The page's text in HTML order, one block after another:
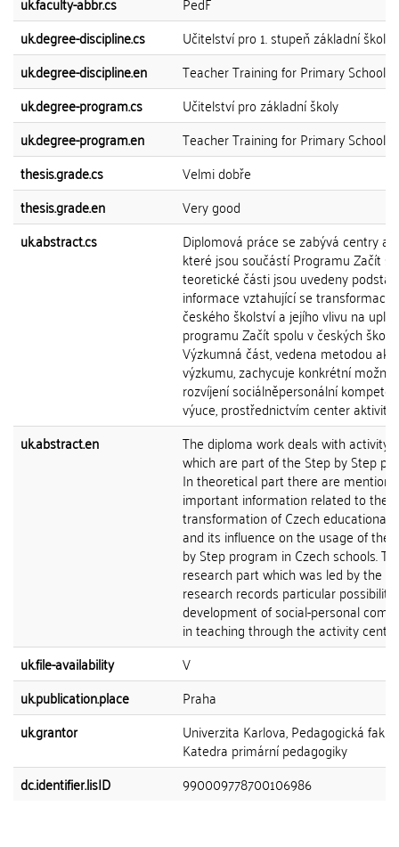
uk.degree-discipline.cs
Učitelství pro 1. stupeň základní školy
uk.degree-discipline.en
Teacher Training for Primary Schools
uk.degree-program.cs
Učitelství pro základní školy
uk.degree-program.en
Teacher Training for Primary Schools
thesis.grade.cs
Velmi dobře
thesis.grade.en
Very good
uk.abstract.cs
Diplomová práce se zabývá centry
které jsou součástí Programu Začít
teoretické části jsou uvedeny
informace vztahující se transformaci
českého školství a jejího vlivu na
programu Začít spolu v českých
Výzkumná část, vedena metodou
výzkumu, zachycuje konkrétní
rozvíjení sociálněpersonální
výuce, prostřednictvím center aktivit.
uk.abstract.en
The diploma work deals with activity
which are part of the Step by Step
In theoretical part there are
important information related to the
transformation of Czech educational
and its influence on the usage of the
by Step program in Czech schools.
research part which was led by the
research records particular
development of social-personal
in teaching through the activity
uk.file-availability
V
uk.publication.place
Praha
uk.grantor
Univerzita Karlova, Pedagogická
Katedra primární pedagogiky
dc.identifier.lisID
990009778700106986